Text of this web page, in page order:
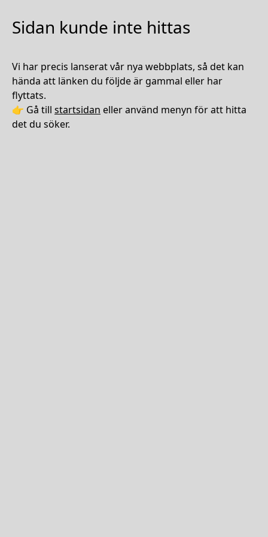
Sidan kunde inte hittas
Vi har precis lanserat vår nya webbplats, så det kan
hända att länken du följde är gammal eller har
flyttats.
👉 Gå till startsidan eller använd menyn för att hitta
det du söker.